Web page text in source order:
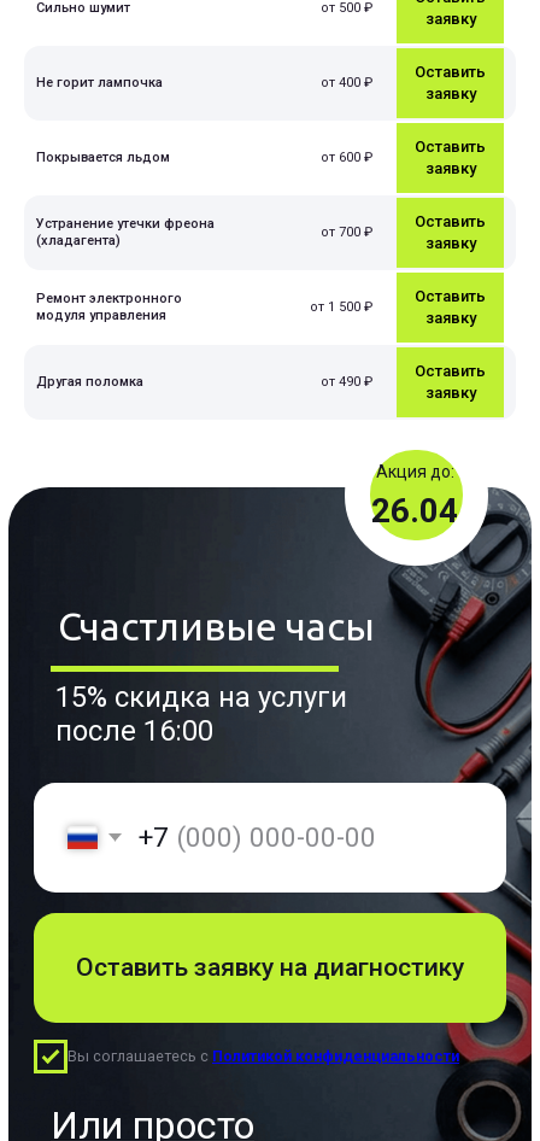
Сильно шумит от 500 ₽
заявку
Не горит лампочка от 400 ₽
Оставить
заявку
Покрывается льдом от 600 ₽
Оставить
заявку
Устранение утечки фреона
(хладагента)
от 700 ₽
Оставить
заявку
Ремонт электронного
модуля управления
от 1 500 ₽
Оставить
заявку
Другая поломка от 490 ₽
Оставить
заявку
Ремонт холодильника
Замена термостата
холодильника